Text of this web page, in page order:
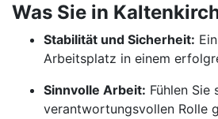
Was Sie in
Stabilität und Sicherheit:
Arbeitsplatz in einem
Sinnvolle Arbeit: Fühlen Sie
verantwortungsvollen Rolle